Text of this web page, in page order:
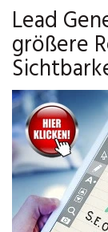
Lead
größere